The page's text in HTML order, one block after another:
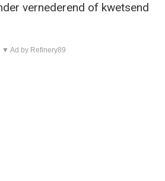
vernederend of kwetsend
▼ Ad by Refinery89